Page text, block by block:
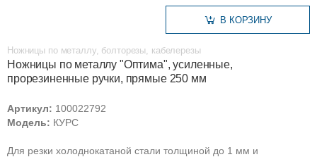
В КОРЗИНУ
Ножницы по металлу, болторезы, кабелерезы
Ножницы по металлу "Оптима", усиленные,
прорезиненные ручки, прямые 250 мм
Артикул: 100022792
Модель: КУРС
Для резки холоднокатаной стали толщиной до 1 мм и